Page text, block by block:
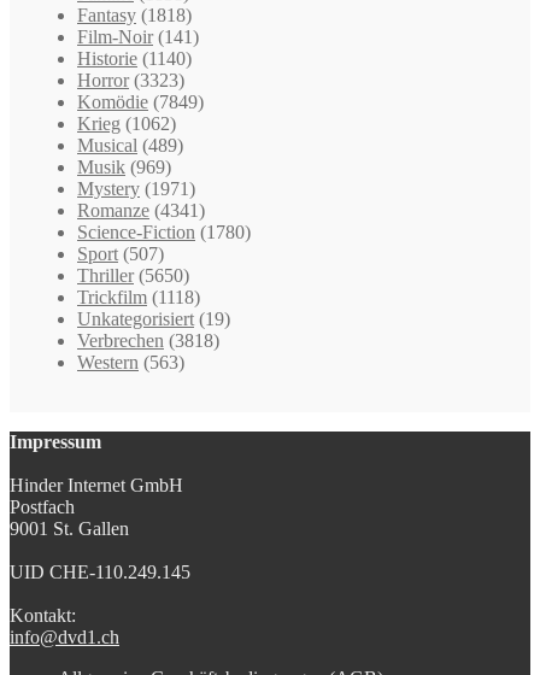
Fantasy (1818)
Film-Noir (141)
Historie (1140)
Horror (3323)
Komödie (7849)
Krieg (1062)
Musical (489)
Musik (969)
Mystery (1971)
Romanze (4341)
Science-Fiction (1780)
Sport (507)
Thriller (5650)
Trickfilm (1118)
Unkategorisiert (19)
Verbrechen (3818)
Western (563)
Impressum
Hinder Internet GmbH
Postfach
9001 St. Gallen
UID CHE-110.249.145
Kontakt:
info@dvd1.ch